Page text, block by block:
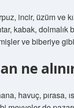
incir, üzüm ve
kabak, dolmalık
ve biberiye
ne
havuç, pırasa,